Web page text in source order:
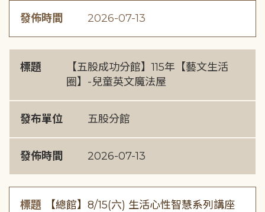
發佈時間 2026-07-13
標題
【五股成功分館】115年【藝文生活
圈】-兒童英文魔法屋
發布單位 五股分館
發佈時間 2026-07-13
標題
【總館】8/15(六) 生活心性智慧系列講座